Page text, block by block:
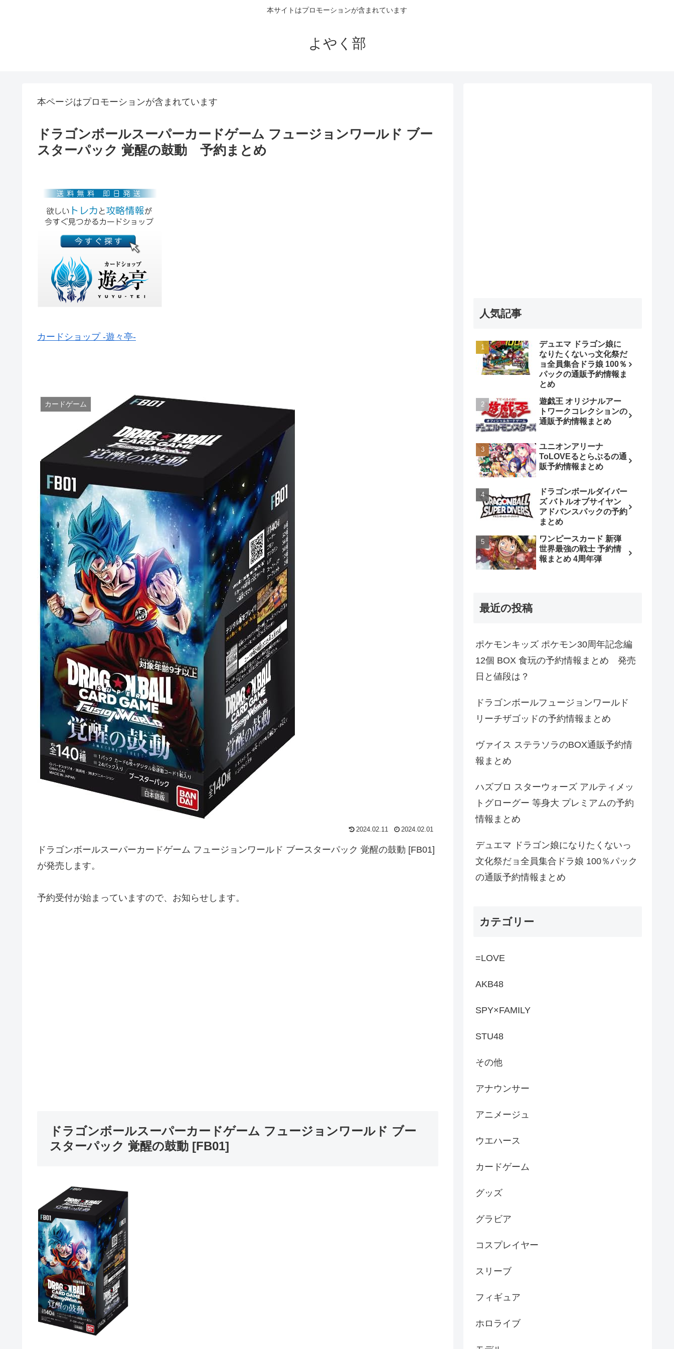
本サイトはプロモーションが含まれています
よやく部
本ページはプロモーションが含まれています
ドラゴンボールスーパーカードゲーム フュージョンワールド ブー
スターパック 覚醒の鼓動 予約まとめ
カードショップ -遊々亭-
カードゲーム
2024.02.11 2024.02.01
ドラゴンボールスーパーカードゲーム フュージョンワールド ブースターパック 覚醒の鼓動 [FB01]
が発売します。
予約受付が始まっていますので、お知らせします。
ドラゴンボールスーパーカードゲーム フュージョンワールド ブー
スターパック 覚醒の鼓動 [FB01]
人気記事
デュエマ ドラゴン娘に
なりたくないっ文化祭だ
ョ全員集合ドラ娘 100％
パックの通販予約情報ま
とめ
遊戯王 オリジナルアー
トワークコレクションの
通販予約情報まとめ
ユニオンアリーナ
ToLOVEるとらぶるの通
販予約情報まとめ
ドラゴンボールダイバー
ズ バトルオブサイヤン
アドバンスパックの予約
まとめ
ワンピースカード 新弾
世界最強の戦士 予約情
報まとめ 4周年弾
最近の投稿
ポケモンキッズ ポケモン30周年記念編
12個 BOX 食玩の予約情報まとめ 発売
日と値段は？
ドラゴンボールフュージョンワールド
リーチザゴッドの予約情報まとめ
ヴァイス ステラソラのBOX通販予約情
報まとめ
ハズブロ スターウォーズ アルティメッ
トグローグー 等身大 プレミアムの予約
情報まとめ
デュエマ ドラゴン娘になりたくないっ
文化祭だョ全員集合ドラ娘 100％パック
の通販予約情報まとめ
カテゴリー
=LOVE
AKB48
SPY×FAMILY
STU48
その他
アナウンサー
アニメージュ
ウエハース
カードゲーム
グッズ
グラビア
コスプレイヤー
スリーブ
フィギュア
ホロライブ